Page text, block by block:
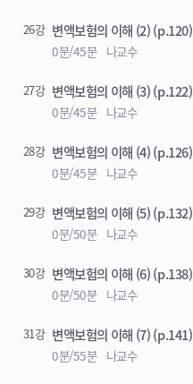
26강 변액보험의 이해 (2) (p.120)
0분/45분 나교수
27강 변액보험의 이해 (3) (p.122)
0분/45분 나교수
28강 변액보험의 이해 (4) (p.126)
0분/45분 나교수
29강 변액보험의 이해 (5) (p.132)
0분/50분 나교수
30강 변액보험의 이해 (6) (p.138)
0분/50분 나교수
31강 변액보험의 이해 (7) (p.141)
0분/55분 나교수